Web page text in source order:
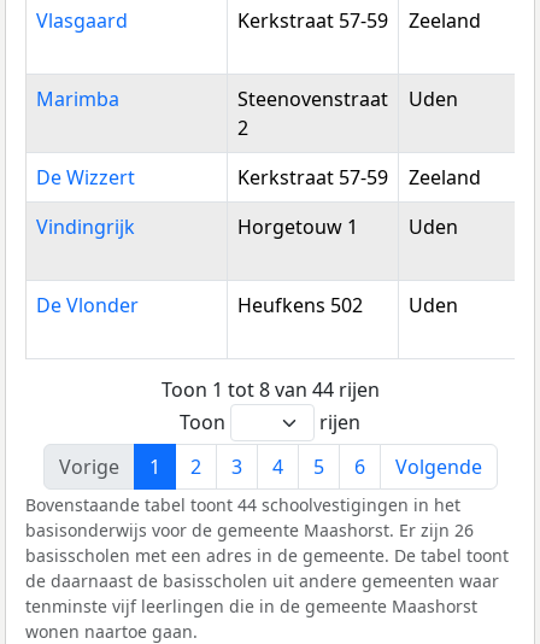
Vlasgaard Kerkstraat 57-59 Zeeland
Marimba
Steenovenstraat
2
Uden
De Wizzert Kerkstraat 57-59
Zeeland
Vindingrijk
Horgetouw 1 Uden
De Vlonder Heufkens 502 Uden
Toon 1 tot 8 van 44 rijen
Toon
rijen
Vorige
1 2 3 4 5 6 Volgende
Bovenstaande tabel toont 44 schoolvestigingen in het
basisonderwijs voor de gemeente Maashorst. Er zijn 26
basisscholen met een adres in de gemeente. De tabel toont
de daarnaast de basisscholen uit andere gemeenten waar
tenminste vijf leerlingen die in de gemeente Maashorst
wonen naartoe gaan.